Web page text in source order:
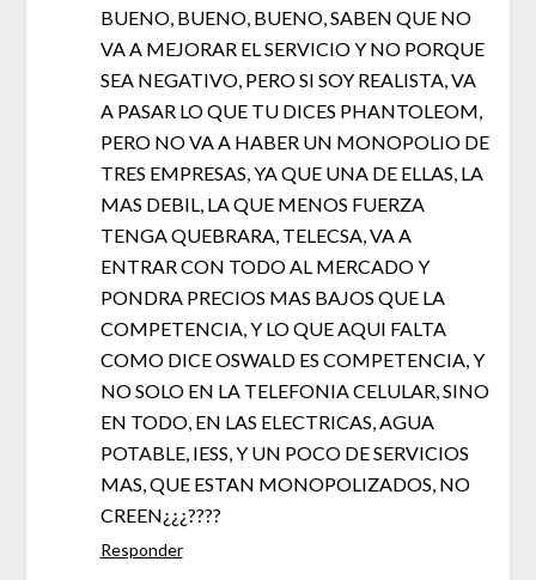
BUENO, BUENO, BUENO, SABEN QUE NO
VA A MEJORAR EL SERVICIO Y NO PORQUE
SEA NEGATIVO, PERO SI SOY REALISTA, VA
A PASAR LO QUE TU DICES PHANTOLEOM,
PERO NO VA A HABER UN MONOPOLIO DE
TRES EMPRESAS, YA QUE UNA DE ELLAS, LA
MAS DEBIL, LA QUE MENOS FUERZA
TENGA QUEBRARA, TELECSA, VA A
ENTRAR CON TODO AL MERCADO Y
PONDRA PRECIOS MAS BAJOS QUE LA
COMPETENCIA, Y LO QUE AQUI FALTA
COMO DICE OSWALD ES COMPETENCIA, Y
NO SOLO EN LA TELEFONIA CELULAR, SINO
EN TODO, EN LAS ELECTRICAS, AGUA
POTABLE, IESS, Y UN POCO DE SERVICIOS
MAS, QUE ESTAN MONOPOLIZADOS, NO
CREEN¿¿¿????
Responder